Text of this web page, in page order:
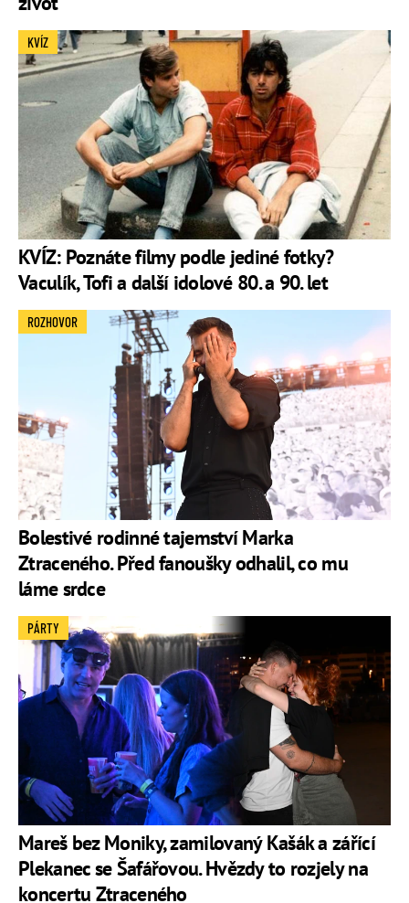
KVÍZ: Poznáte filmy podle jediné fotky?
Vaculík, Tofi a další idolové 80. a 90. let
KVÍZ
Bolestivé rodinné tajemství Marka
Ztraceného. Před fanoušky odhalil, co mu
láme srdce
ROZHOVOR
Mareš bez Moniky, zamilovaný Kašák a zářící
Plekanec se Šafářovou. Hvězdy to rozjely na
koncertu Ztraceného
PÁRTY